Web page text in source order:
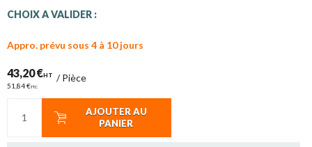
CHOIX A VALIDER :
Appro. prévu sous 4 à 10 jours
43,20 €HT
51,84 €TTC
/Pièce
AJOUTER AU
PANIER